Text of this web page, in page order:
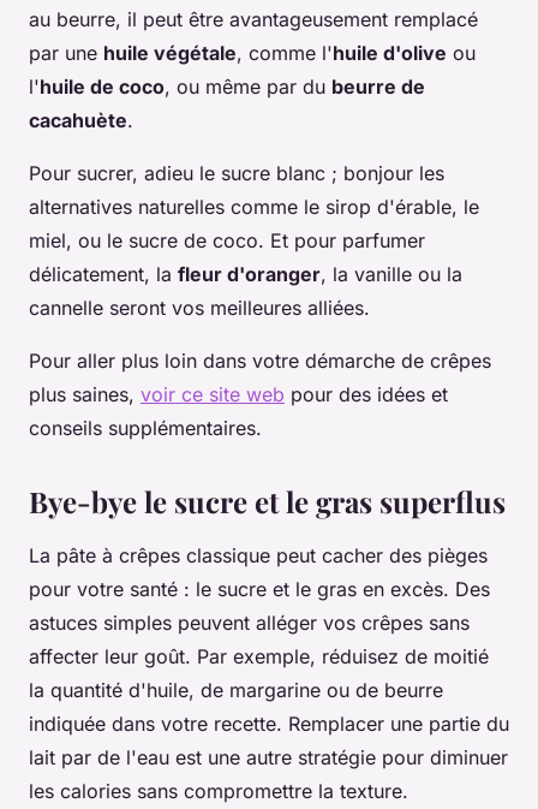
au beurre, il peut être avantageusement remplacé
par une huile végétale, comme l'huile d'olive ou
l'huile de coco, ou même par du beurre de
cacahuète.
Pour sucrer, adieu le sucre blanc ; bonjour les
alternatives naturelles comme le sirop d'érable, le
miel, ou le sucre de coco. Et pour parfumer
délicatement, la fleur d'oranger, la vanille ou la
cannelle seront vos meilleures alliées.
Pour aller plus loin dans votre démarche de crêpes
plus saines, voir ce site web pour des idées et
conseils supplémentaires.
Bye-bye le sucre et le gras superflus
La pâte à crêpes classique peut cacher des pièges
pour votre santé : le sucre et le gras en excès. Des
astuces simples peuvent alléger vos crêpes sans
affecter leur goût. Par exemple, réduisez de moitié
la quantité d'huile, de margarine ou de beurre
indiquée dans votre recette. Remplacer une partie du
lait par de l'eau est une autre stratégie pour diminuer
les calories sans compromettre la texture.